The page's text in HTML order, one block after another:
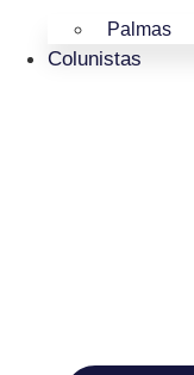
Palmas
Colunistas